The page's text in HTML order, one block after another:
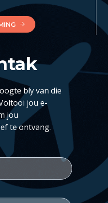
bly van die
jou e-
jou
te ontvang.